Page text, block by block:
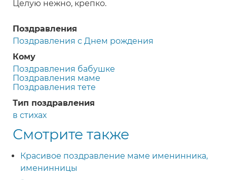
Целую нежно, крепко.
Поздравления
Поздравления с Днем рождения
Кому
Поздравления бабушке
Поздравления маме
Поздравления тете
Тип поздравления
в стихах
Смотрите также
Красивое поздравление маме именинника,
именинницы